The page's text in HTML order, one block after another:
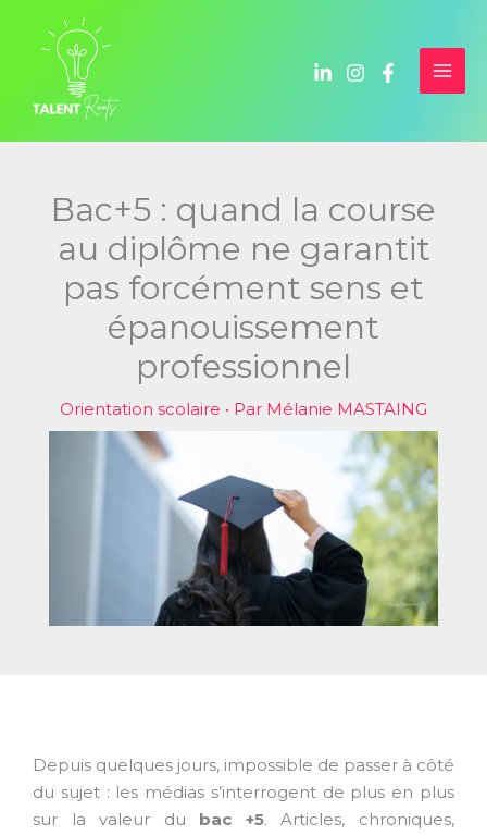
contenu
Bac+5 : quand la course
au diplôme ne garantit
pas forcément sens et
épanouissement
professionnel
Orientation scolaire • Par Mélanie MASTAING
Depuis quelques jours, impossible de passer à côté
du sujet : les médias s’interrogent de plus en plus
sur la valeur du bac +5. Articles, chroniques,